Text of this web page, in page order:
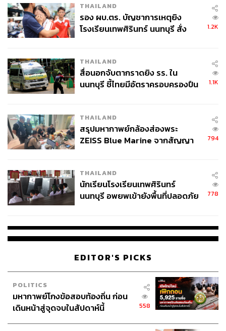
THAILAND
รอง ผบ.ตร. บัญชาการเหตุยิง
โรงเรียนเทพศิรินทร์ นนทบุรี สั่ง
1.2K
THAILAND
สื่อนอกจับตากราดยิง รร. ใน
นนทบุรี ชี้ไทยมีอัตราครอบครองปืน
1.1K
THAILAND
สรุปมหากาพย์กล้องส่องพระ
ZEISS Blue Marine จากสัญญา
จ่ายหนี้-แอบระบุแบรนด์
794
THAILAND
นักเรียนโรงเรียนเทพศิรินทร์
นนทบุรี อพยพเข้ายังพื้นที่ปลอดภัย
778
EDITOR'S PICKS
POLITICS
มหากาพย์โกงข้อสอบท้องถิ่น ก่อน
เดินหน้าสู่จุดจบในสัปดาห์นี้
558